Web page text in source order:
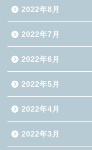
2022年8月
2022年7月
2022年6月
2022年5月
2022年4月
2022年3月